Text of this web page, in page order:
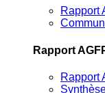
Rapport
Rapport
Rapport